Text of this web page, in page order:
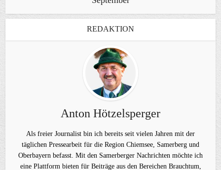
REDAKTION
Anton Hötzelsperger
Als freier Journalist bin ich bereits seit vielen Jahren mit der
täglichen Pressearbeit für die Region Chiemsee, Samerberg und
Oberbayern befasst. Mit den Samerberger Nachrichten möchte ich
eine Plattform bieten für Beiträge aus den Bereichen Brauchtum,